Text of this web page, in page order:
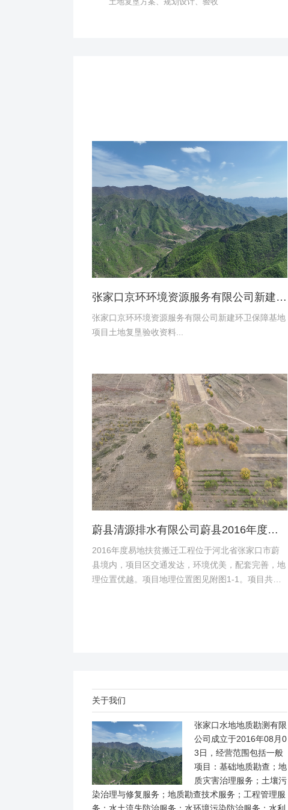
张家口京环环境资源服务有限公司新建环卫保障基地项目土地复垦验收资料
张家口京环环境资源服务有限公司新建环卫保障基地
项目土地复垦验收资料...
蔚县清源排水有限公司蔚县2016年度易地扶贫搬迁工程水土保持方案
2016年度易地扶贫搬迁工程位于河北省张家口市蔚
县境内，项目区交通发达，环境优美，配套完善，地
理位置优越。项目地理位置图见附图1-1。项目共建1
关于我们
张家口水地地质勘测有限
公司成立于2016年08月0
3日，经营范围包括一般
项目：基础地质勘查；地
质灾害治理服务；土壤污
染治理与修复服务；地质勘查技术服务；工程管理服